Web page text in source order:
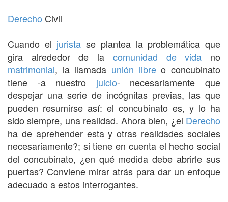
Derecho Civil
Cuando el jurista se plantea la problemática que
gira alrededor de la comunidad de vida no
matrimonial, la llamada unión libreo concubinato
tiene -a nuestro juicio- necesariamente que
despejar una serie de incógnitas previas, las que
pueden resumirse así: el concubinato es, y lo ha
sido siempre, una realidad. Ahora bien, ¿el Derecho
ha de aprehender esta y otras realidades sociales
necesariamente?; si tiene en cuenta el hecho social
del concubinato, ¿en qué medida debe abrirle sus
puertas? Conviene mirar atrás para dar un enfoque
adecuado a estos interrogantes.